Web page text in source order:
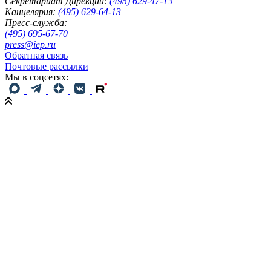
Канцелярия: (495) 629-64-13
Пресс-служба:
(495) 695-67-70
press@iep.ru
Обратная связь
Почтовые рассылки
Мы в соцсетях: